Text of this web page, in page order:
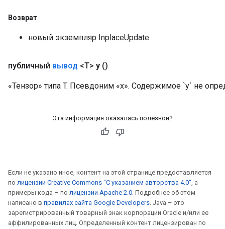
Возврат
новый экземпляр InplaceUpdate
публичный вывод <T> y ()
«Тензор» типа T. Псевдоним «x». Содержимое `y` не
Эта информация оказалась полезной?
Если не указано иное, контент на этой странице предоставляется
по лицензии Creative Commons "С указанием авторства 4.0", а
примеры кода – по лицензии Apache 2.0. Подробнее об этом
написано в правилах сайта Google Developers. Java – это
зарегистрированный товарный знак корпорации Oracle и/или ее
аффилированных лиц. Определенный контент лицензирован по